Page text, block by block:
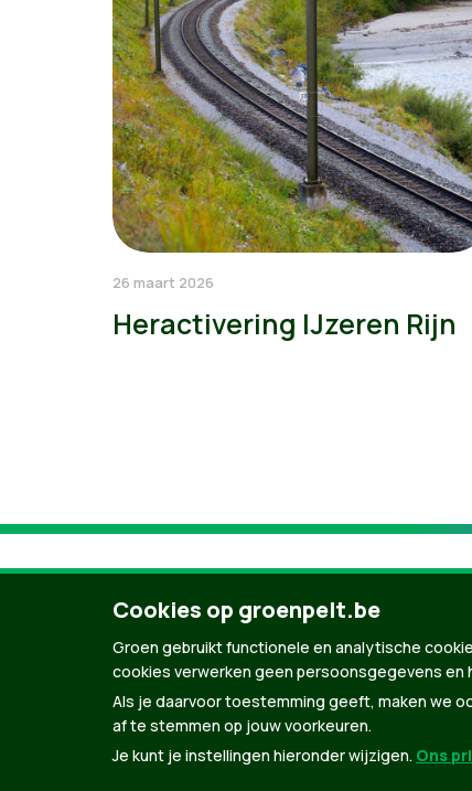
26 maart 2026
Heractivering IJzeren Rijn
© Copyright Groen 2026 | Gemaakt met
Cookies op groenpelt.be
Groen gebruikt functionele en analytische
cookies verwerken geen persoonsgegevens en
Als je daarvoor toestemming geeft, maken we
af te stemmen op jouw voorkeuren.
Je kunt je instellingen hieronder wijzigen. Ons